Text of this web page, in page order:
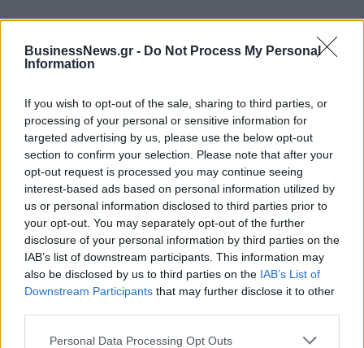
BusinessNews.gr - Do Not Process My Personal
Information
If you wish to opt-out of the sale, sharing to third parties, or
processing of your personal or sensitive information for
targeted advertising by us, please use the below opt-out
section to confirm your selection. Please note that after your
opt-out request is processed you may continue seeing
interest-based ads based on personal information utilized by
us or personal information disclosed to third parties prior to
your opt-out. You may separately opt-out of the further
disclosure of your personal information by third parties on the
IAB’s list of downstream participants. This information may
also be disclosed by us to third parties on the IAB’s List of
Downstream Participants that may further disclose it to other
Personal Data Processing Opt Outs
ΠΕΡΙΣΣΌΤΕΡΑ ΣΕ ΑΥΤΉ ΤΗΝ ΚΑΤΗΓΟΡΊΑ
Huawei: Αύξηση
πωλήσεων για πρώτη
φορά μετά από το 2020
12/08/2022 - 12:02
Διπλή πιστοποίηση ISO για
την Attica Group
12/08/2022 - 15:22